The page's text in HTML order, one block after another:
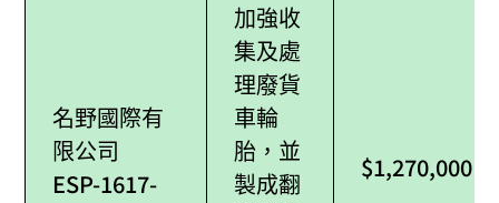
名野國際有
限公司
ESP-1617-
加強收
集及處
理廢貨
車輪
胎，並
製成翻
$1,270,000